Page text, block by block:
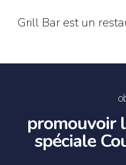
Grill Bar est un
promouvoir
spéciale